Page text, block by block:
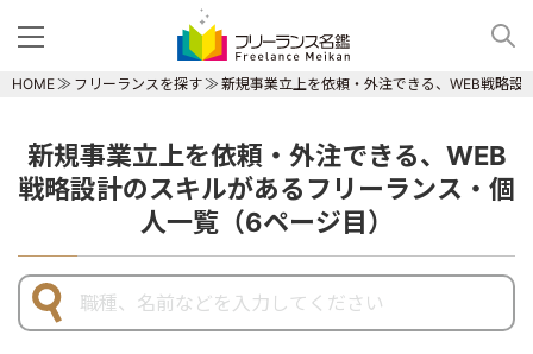
HOME フリーランスを探す 新規事業立上を依頼・外注できる、WEB戦略
新規事業立上を依頼・外注できる、WEB
戦略設計のスキルがあるフリーランス・個
人一覧（6ページ目）